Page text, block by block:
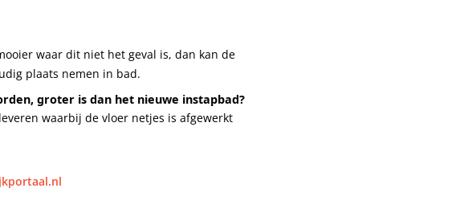
waar dit niet het geval is, dan kan de
plaats nemen in bad.
groter is dan het nieuwe instapbad?
waarbij de vloer netjes is afgewerkt